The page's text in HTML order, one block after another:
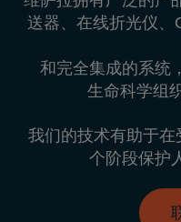
送器、在线折光仪、
和完全集成的系统
生命科学组
我们的技术有助于
个阶段保护